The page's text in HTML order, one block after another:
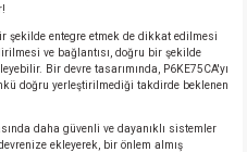
şekilde entegre etmek de dikkat edilmesi
ve bağlantısı, doğru bir şekilde
Bir devre tasarımında, P6KE75CA'yı
doğru yerleştirilmediği takdirde beklenen
daha güvenli ve dayanıklı sistemler
ekleyerek, bir önlem almış